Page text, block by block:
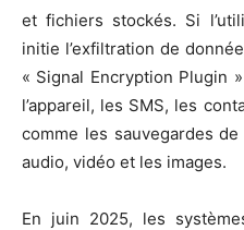
et fichiers stockés. Si
initie l’exfiltration de
« Signal Encryption Plugin
l’appareil, les SMS, les
comme les sauvegardes
audio, vidéo et les images.
En juin 2025, les